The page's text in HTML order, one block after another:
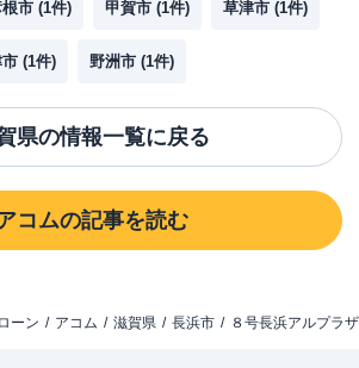
根市 (1件) 甲賀市 (1件) 草津市 (1件)
(1件) 野洲市 (1件)
県の情報一覧に戻る
コムの記事を読む
ーン アコム 滋賀県 長浜市 ８号長浜アルプラ